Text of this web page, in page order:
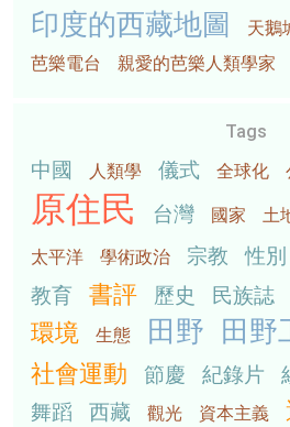
印度的西藏地圖 天鵝
芭樂電台
親愛的芭樂人類學家
Tags
中國 人類學 儀式 全球化
原住民 台灣 國家 土
太平洋 學術政治 宗教 性別
教育 書評 歷史 民族誌
環境 生態 田野 田野
社會運動 節慶 紀錄片
舞蹈 西藏 觀光 資本主義